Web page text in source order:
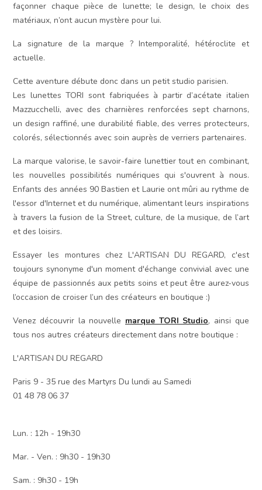
façonner chaque pièce de lunette; le design, le choix des
matériaux, n’ont aucun mystère pour lui.
La signature de la marque ? Intemporalité, hétéroclite et
actuelle.
Cette aventure débute donc dans un petit studio parisien.
Les lunettes TORI sont fabriquées à partir d’acétate italien
Mazzucchelli, avec des charnières renforcées sept charnons,
un design raffiné, une durabilité fiable, des verres protecteurs,
colorés, sélectionnés avec soin auprès de verriers partenaires.
La marque valorise, le savoir-faire lunettier tout en combinant,
les nouvelles possibilités numériques qui s'ouvrent à nous.
Enfants des années 90 Bastien et Laurie ont mûri au rythme de
l'essor d'Internet et du numérique, alimentant leurs inspirations
à travers la fusion de la Street, culture, de la musique, de l’art
et des loisirs.
Essayer les montures chez L'ARTISAN DU REGARD, c'est
toujours synonyme d'un moment d'échange convivial avec une
équipe de passionnés aux petits soins et peut être aurez-vous
l’occasion de croiser l’un des créateurs en boutique :)
Venez découvrir la nouvelle marque TORI Studio, ainsi que
tous nos autres créateurs directement dans notre boutique :
L'ARTISAN DU REGARD
Paris 9 - 35 rue des Martyrs Du lundi au Samedi
01 48 78 06 37
Lun. : 12h - 19h30
Mar. - Ven. : 9h30 - 19h30
Sam. : 9h30 - 19h